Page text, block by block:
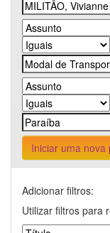
Iniciar uma nova
Adicionar filtros:
Utilizar filtros para